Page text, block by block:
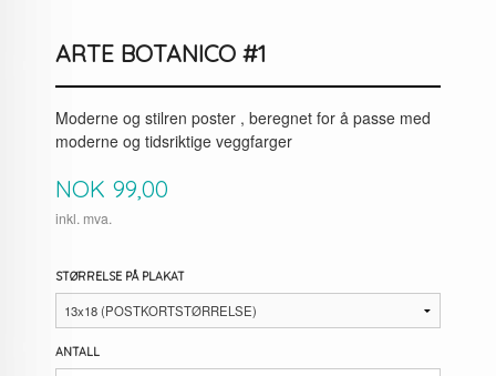
ARTE BOTANICO #1
Moderne og stilren poster , beregnet for å passe med
moderne og tidsriktige veggfarger
Pris
NOK 99,00
inkl. mva.
STØRRELSE PÅ PLAKAT
ANTALL